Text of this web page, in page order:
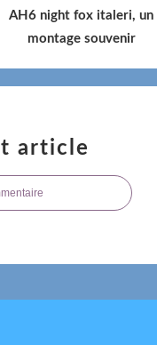
AH6 night fox italeri, un
montage souvenir
article